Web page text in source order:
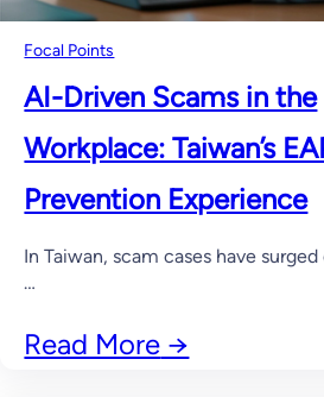
Focal Points
AI-Driven Scams in the
Workplace: Taiwan’s
Prevention Experience
In Taiwan, scam cases have
…
Read More →